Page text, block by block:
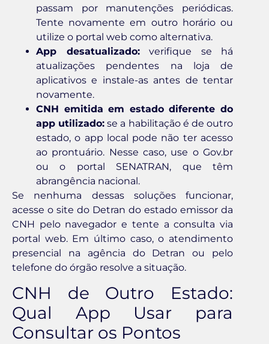
passam por manutenções periódicas.
Tente novamente em outro horário ou
utilize o portal web como alternativa.
App desatualizado:verifique se há
atualizações pendentes na loja de
aplicativos e instale-as antes de tentar
novamente.
CNH emitida em estado diferente do
app utilizado: se a habilitação é de outro
estado, o app local pode não ter acesso
ao prontuário. Nesse caso, use o Gov.br
ou o portal SENATRAN, que têm
abrangência nacional.
Se nenhuma dessas soluções funcionar,
acesse o site do Detran do estado emissor da
CNH pelo navegador e tente a consulta via
portal web. Em último caso, o atendimento
presencial na agência do Detran ou pelo
telefone do órgão resolve a situação.
CNH de Outro Estado:
Qual App Usar para
Consultar os Pontos